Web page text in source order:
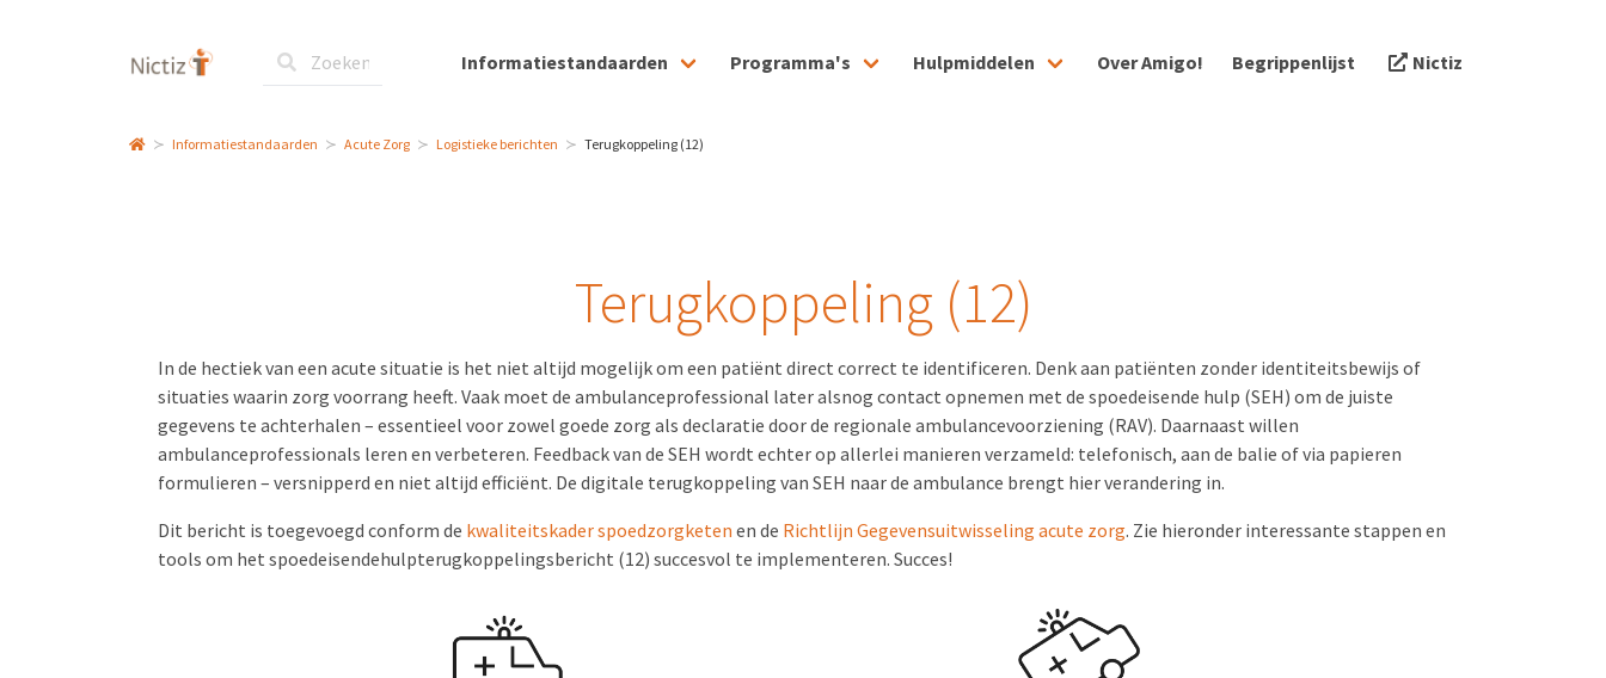
Informatiestandaarden Programma's Hulpmiddelen Over Amigo! Begrippenlijst Nictiz
Informatiestandaarden Acute Zorg Logistieke berichten Terugkoppeling (12)
Terugkoppeling (12)
In de hectiek van een acute situatie is het niet altijd mogelijk om een patiënt direct correct te identificeren. Denk aan patiënten zonder identiteitsbewijs of
situaties waarin zorg voorrang heeft. Vaak moet de ambulanceprofessional later alsnog contact opnemen met de spoedeisende hulp (SEH) om de juiste
gegevens te achterhalen – essentieel voor zowel goede zorg als declaratie door de regionale ambulancevoorziening (RAV). Daarnaast willen
ambulanceprofessionals leren en verbeteren. Feedback van de SEH wordt echter op allerlei manieren verzameld: telefonisch, aan de balie of via papieren
formulieren – versnipperd en niet altijd efficiënt. De digitale terugkoppeling van SEH naar de ambulance brengt hier verandering in.
Dit bericht is toegevoegd conform de kwaliteitskader spoedzorgketen en de Richtlijn Gegevensuitwisseling acute zorg. Zie hieronder interessante stappen en
tools om het spoedeisendehulpterugkoppelingsbericht (12) succesvol te implementeren. Succes!